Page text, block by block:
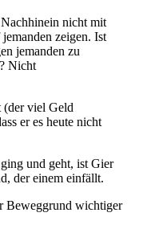
nicht mit
zeigen. Ist
jemanden zu
Nicht
(der viel Geld
er es heute nicht
und geht, ist Gier
der einem einfällt.
Beweggrund wichtiger